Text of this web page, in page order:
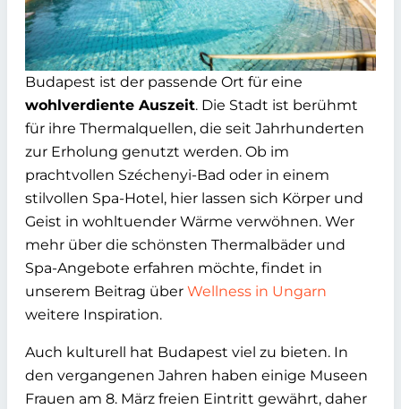
Budapest ist der passende Ort für eine
wohlverdiente Auszeit. Die Stadt ist berühmt
für ihre Thermalquellen, die seit Jahrhunderten
zur Erholung genutzt werden. Ob im
prachtvollen Széchenyi-Bad oder in einem
stilvollen Spa-Hotel, hier lassen sich Körper und
Geist in wohltuender Wärme verwöhnen. Wer
mehr über die schönsten Thermalbäder und
Spa-Angebote erfahren möchte, findet in
unserem Beitrag über Wellness in Ungarn
weitere Inspiration.
Auch kulturell hat Budapest viel zu bieten. In
den vergangenen Jahren haben einige Museen
Frauen am 8. März freien Eintritt gewährt, daher